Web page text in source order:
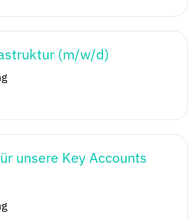
(m/w/d)
unsere Key Accounts